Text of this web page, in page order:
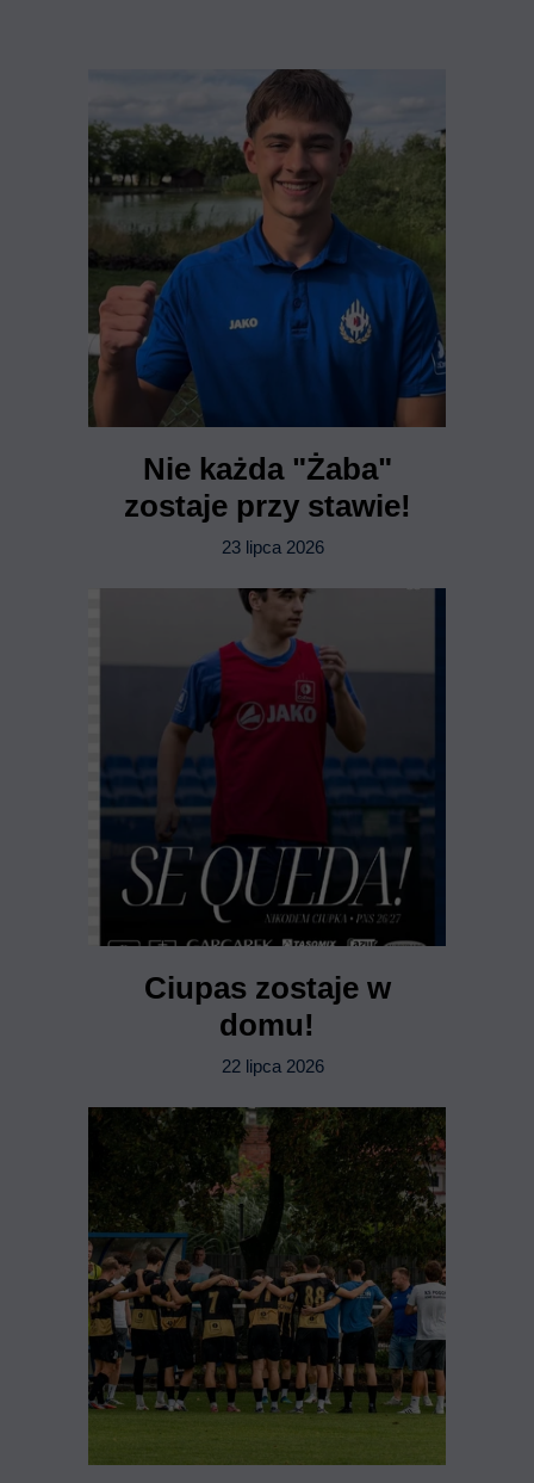
Nie każda "Żaba"
zostaje przy stawie!
23 lipca 2026
Ciupas zostaje w
domu!
22 lipca 2026